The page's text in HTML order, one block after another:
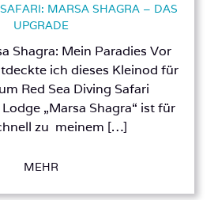
MARSA SHAGRA – DAS
UPGRADE
Shagra: Mein Paradies Vor
ich dieses Kleinod für
Red Sea Diving Safari
„Marsa Shagra“ ist für
zu meinem […]
MEHR